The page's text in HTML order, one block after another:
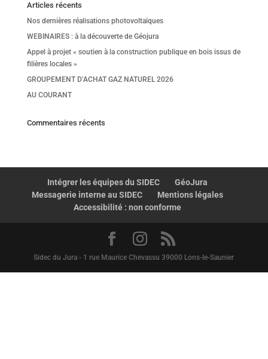
Articles récents
Nos dernières réalisations photovoltaïques
WEBINAIRES : à la découverte de Géojura
Appel à projet « soutien à la construction publique en bois issus de
filières locales »
GROUPEMENT D’ACHAT GAZ NATUREL 2026
AU COURANT
Commentaires récents
Intégrer les équipes du SIDEC
GéoJura
Messagerie interne au SIDEC
Mentions légales
Accessibilité : non conforme
Sidec du Jura - 1 rue Maurice Chevassu 39000 Lons-le-Saunier